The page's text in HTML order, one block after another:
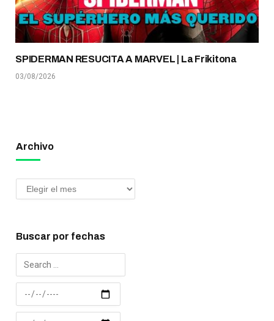
SPIDERMAN RESUCITA A MARVEL | La Frikitona
03/08/2026
Archivo
Buscar por fechas